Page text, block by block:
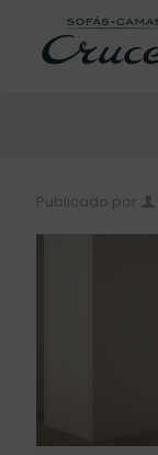
Publicado por